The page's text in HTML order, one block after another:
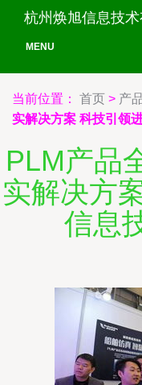
杭州焕旭信息技术
MENU
当前位置： 首页 > 产
实解决方案 科技引领
PLM产品
实解决方
信息